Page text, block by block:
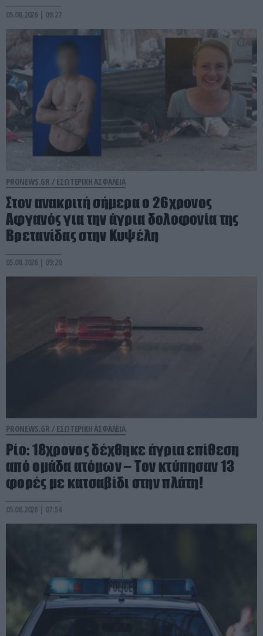
05.08.2026 | 09:27
PRONEWS.GR / ΕΣΩΤΕΡΙΚΗ ΑΣΦΑΛΕΙΑ
Στον ανακριτή σήμερα ο 26χρονος
Αφγανός για την άγρια δολοφονία της
Βρετανίδας στην Κυψέλη
05.08.2026 | 09:20
PRONEWS.GR / ΕΣΩΤΕΡΙΚΗ ΑΣΦΑΛΕΙΑ
Ρίο: 18χρονος δέχθηκε άγρια επίθεση
από ομάδα ατόμων – Τον κτύπησαν 13
φορές με κατσαβίδι στην πλάτη!
05.08.2026 | 07:54